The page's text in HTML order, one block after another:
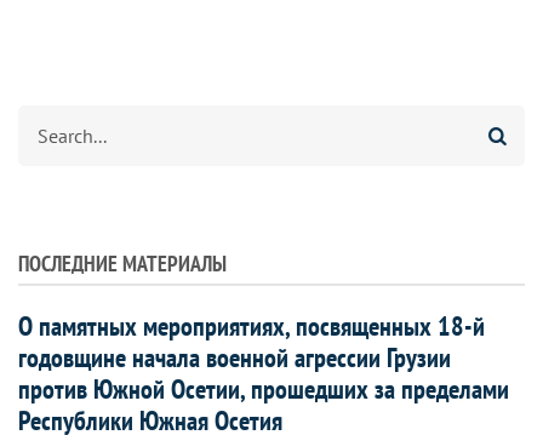
ПОСЛЕДНИЕ МАТЕРИАЛЫ
О памятных мероприятиях, посвященных 18-й
годовщине начала военной агрессии Грузии
против Южной Осетии, прошедших за пределами
Республики Южная Осетия